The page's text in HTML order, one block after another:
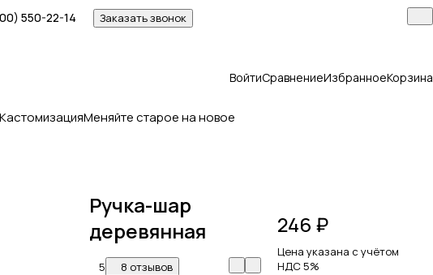
550-22-14 Заказать звонок
ВойтиСравнениеИзбранноеКорзина
КастомизацияМеняйте старое на новое
Ручка-шар
деревянная
5
8 отзывов
246 ₽
Цена указана с учётом
НДС 5%